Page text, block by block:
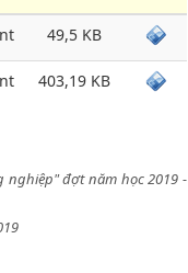
49,5 KB
403,19 KB
đợt năm học 2019 -